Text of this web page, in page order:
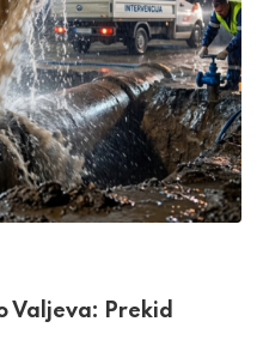
Valjeva: Prekid